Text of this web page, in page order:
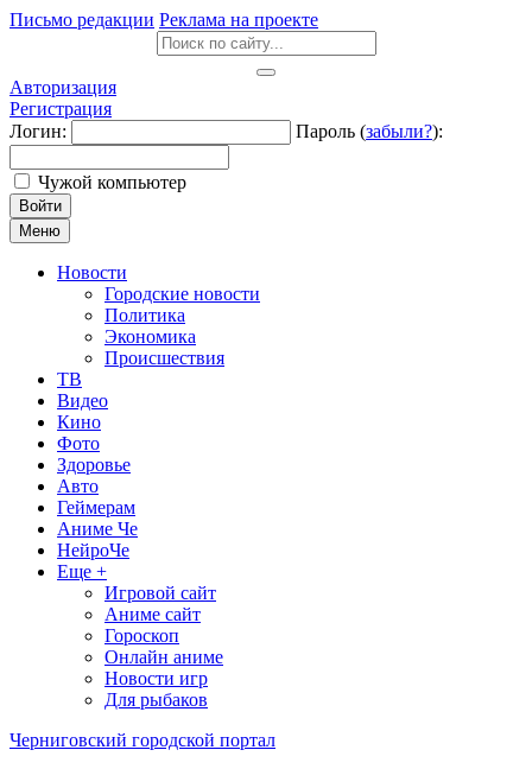
Письмо редакции Реклама на проекте
Авторизация
Регистрация
Логин:
Пароль (забыли?):
Чужой компьютер
Войти
Меню
Новости
Городские новости
Политика
Экономика
Происшествия
ТВ
Видео
Кино
Фото
Здоровье
Авто
Геймерам
Аниме Че
НейроЧе
Еще +
Игровой сайт
Аниме сайт
Гороскоп
Онлайн аниме
Новости игр
Для рыбаков
Черниговский городской портал